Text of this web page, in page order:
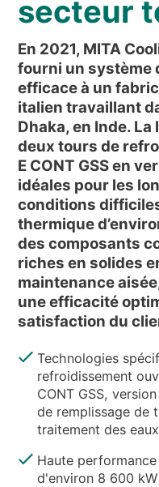
secteur
En 2021, MITA
fourni un système
efficace à un
italien travaillant
Dhaka, en Inde.
deux tours de
E CONT GSS en
idéales pour les
conditions
thermique
des composants
riches en solides
maintenance
une efficacité
satisfaction du
Technologies
refroidissement
CONT GSS,
de remplissage de
traitement des
Haute
d'environ 8 600 kW